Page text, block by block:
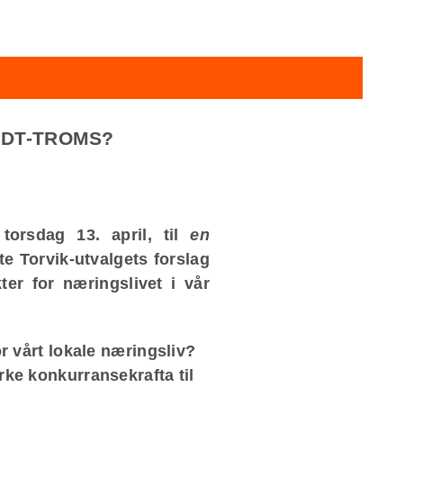
TROMS?
torsdag 13. april, tilen
Torvik-utvalgets forslag
for næringslivet i vår
vårt lokale næringsliv?
konkurransekrafta til